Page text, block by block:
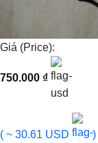
Giá (Price):
750.000 ₫
( ~ 30.61 USD )